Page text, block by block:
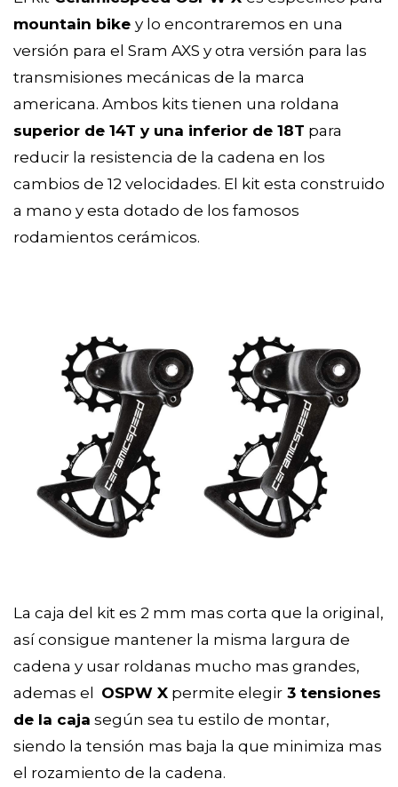
mountain bike y lo encontraremos en una
versión para el Sram AXS y otra versión para las
transmisiones mecánicas de la marca
americana. Ambos kits tienen una roldana
superior de 14T y una inferior de 18T para
reducir la resistencia de la cadena en los
cambios de 12 velocidades. El kit esta construido
a mano y esta dotado de los famosos
rodamientos cerámicos.
La caja del kit es 2 mm mas corta que la original,
así consigue mantener la misma largura de
cadena y usar roldanas mucho mas grandes,
ademas el OSPW X permite elegir 3 tensiones
de la caja según sea tu estilo de montar,
siendo la tensión mas baja la que minimiza mas
el rozamiento de la cadena.